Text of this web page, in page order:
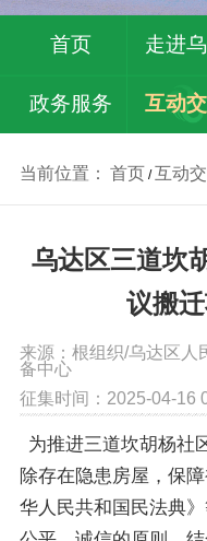
首页 走进
政务服务 互动
当前位置： 首页 /互动
乌达区三道坎
议搬
来源：根组织/乌达区人
备中心
征集时间：2025-04-16
为推进三道坎胡杨社
除存在隐患房屋，保
华人民共和国民法典